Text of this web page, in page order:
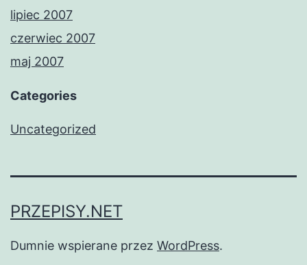
lipiec 2007
czerwiec 2007
maj 2007
Categories
Uncategorized
PRZEPISY.NET
Dumnie wspierane przez WordPress.